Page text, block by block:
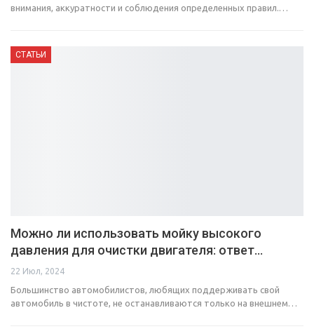
внимания, аккуратности и соблюдения определенных правил.…
СТАТЬИ
Можно ли использовать мойку высокого
давления для очистки двигателя: ответ…
22 Июл, 2024
Большинство автомобилистов, любящих поддерживать свой
автомобиль в чистоте, не останавливаются только на внешнем…